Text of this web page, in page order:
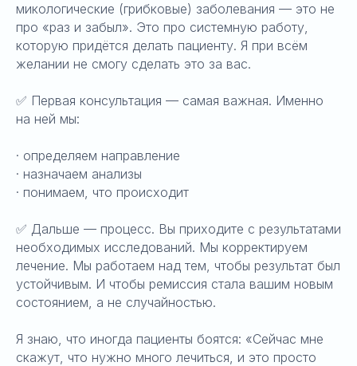
микологические (грибковые) заболевания — это не
про «раз и забыл». Это про системную работу,
которую придётся делать пациенту. Я при всём
желании не смогу сделать это за вас.
✅ Первая консультация — самая важная. Именно
на ней мы:
· определяем направление
· назначаем анализы
· понимаем, что происходит
✅ Дальше — процесс. Вы приходите с результатами
необходимых исследований. Мы корректируем
лечение. Мы работаем над тем, чтобы результат был
устойчивым. И чтобы ремиссия стала вашим новым
состоянием, а не случайностью.
Я знаю, что иногда пациенты боятся: «Сейчас мне
скажут, что нужно много лечиться, и это просто